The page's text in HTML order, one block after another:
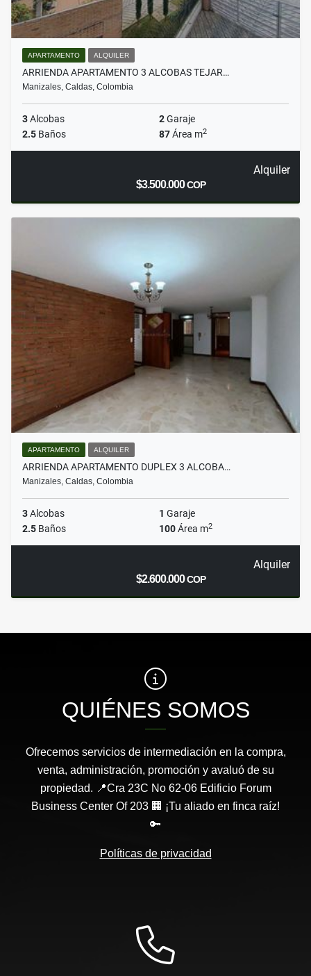
APARTAMENTO ALQUILER
ARRIENDA APARTAMENTO 3 ALCOBAS TEJAR…
Manizales, Caldas, Colombia
3Alcobas 2Garaje
2.5 Baños 87Área m2
Alquiler
$3.500.000COP
APARTAMENTO ALQUILER
ARRIENDA APARTAMENTO DUPLEX 3 ALCOBA…
Manizales, Caldas, Colombia
3Alcobas 1 Garaje
2.5 Baños 100Área m2
Alquiler
$2.600.000COP
QUIÉNES SOMOS
Ofrecemos servicios de intermediación en la compra,
venta, administración, promoción y avaluó de su
propiedad. 📍Cra 23C No 62-06 Edificio Forum
Business Center Of 203 🏢 ¡Tu aliado en finca raíz!
🔑
Políticas de privacidad